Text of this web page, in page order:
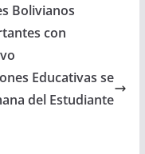
Bolivianos
con
Educativas se
del Estudiante